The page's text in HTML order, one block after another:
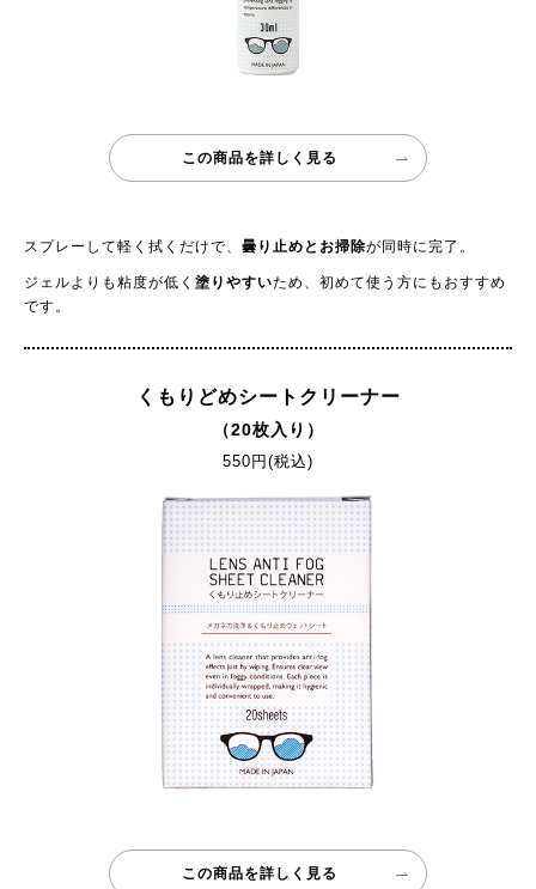
この商品を詳しく見る
スプレーして軽く拭くだけで、 曇り止めとお掃除が同時に完了。
ジェルよりも粘度が低く 塗りやすいため、初めて使う方にもおすすめ
です。
くもりどめシートクリーナー
（20枚入り）
550円(税込)
この商品を詳しく見る